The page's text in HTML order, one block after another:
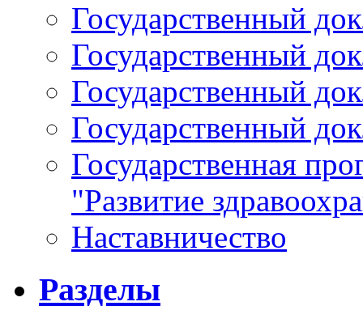
Государственный
Государственный
Государственный
Государственный
Государственная
"Развитие
Наставничество
Разделы